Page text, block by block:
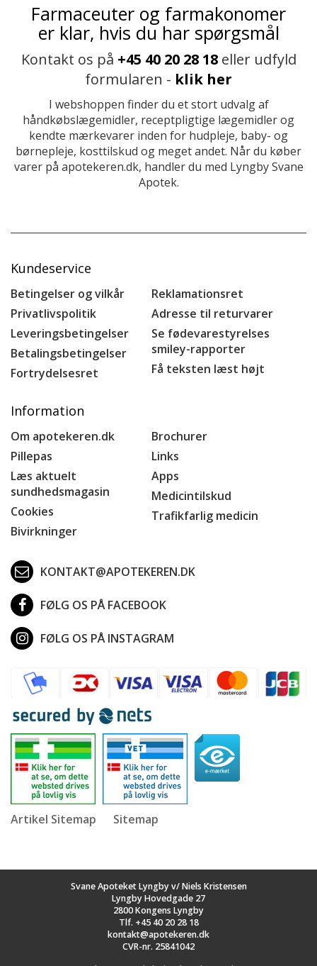
Farmaceuter og farmakonomer
er klar, hvis du har spørgsmål
Kontakt os på +45 40 20 28 18eller udfyld
formularen - klik her
I webshoppen finder du et stort udvalg af
håndkøbslægemidler, receptpligtige lægemidler og
kendte mærkevarer inden for hudpleje, baby- og
børnepleje, kosttilskud og meget andet. Når du køber
varer på apotekeren.dk, handler du med Lyngby Svane
Apotek.
Kundeservice
Betingelser og vilkår
Privatlivspolitik
Leveringsbetingelser
Betalingsbetingelser
Fortrydelsesret
Reklamationsret
Adresse til returvarer
Se fødevarestyrelses
smiley-rapporter
Få teksten læst højt
Information
Om apotekeren.dk
Pillepas
Læs aktuelt
sundhedsmagasin
Cookies
Bivirkninger
Brochurer
Links
Apps
Medicintilskud
Trafikfarlig medicin
KONTAKT@APOTEKEREN.DK
FØLG OS PÅ FACEBOOK
FØLG OS PÅ INSTAGRAM
Artikel Sitemap Sitemap
Svane Apoteket Lyngby v/ Niels Kristensen
Lyngby Hovedgade 27
2800 Kongens Lyngby
Tlf. +45 40 20 28 18
kontakt@apotekeren.dk
CVR-nr. 25841042